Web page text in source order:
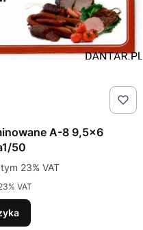
A-8 9,5x6
50
%s VAT
23% VAT
VAT